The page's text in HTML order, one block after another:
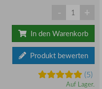
- +
In den Warenkorb
Produkt bewerten
(5)
Auf Lager.